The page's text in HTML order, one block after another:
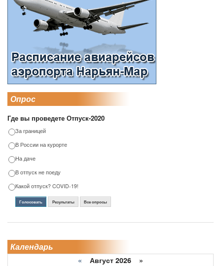
Опрос
Где вы проведете Отпуск-2020
За границей
В России на курорте
На даче
В отпуск не поеду
Какой отпуск? COVID-19!
Голосовать Результаты Все опросы
Календарь
« Август 2026 »